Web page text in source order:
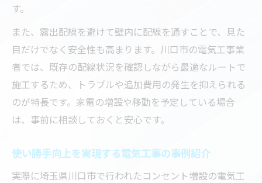
す。
また、露出配線を避けて壁内に配線を通すことで、見た
目だけでなく安全性も高まります。川口市の電気工事業
者では、既存の配線状況を確認しながら最適なルートで
施工するため、トラブルや追加費用の発生を抑えられる
のが特長です。家電の増設や移動を予定している場合
は、事前に相談しておくと安心です。
使い勝手向上を実現する電気工事の事例紹介
実際に埼玉県川口市で行われたコンセント増設の電気工